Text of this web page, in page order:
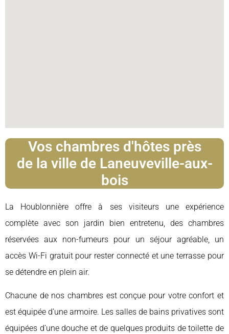
Vos chambres d'hôtes près
de la ville de Laneuveville-aux-
bois
La Houblonnière offre à ses visiteurs une expérience
complète avec son jardin bien entretenu, des chambres
réservées aux non-fumeurs pour un séjour agréable, un
accès Wi-Fi gratuit pour rester connecté et une terrasse pour
se détendre en plein air.
Chacune de nos chambres est conçue pour votre confort et
est équipée d’une armoire. Les salles de bains privatives sont
équipées d’une douche et de quelques produits de toilette de